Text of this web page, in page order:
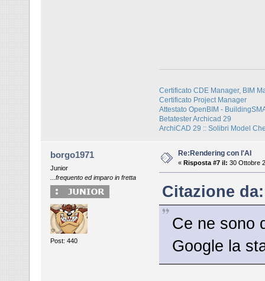
Certificato CDE Manager, BIM
Certificato Project Manager
Attestato OpenBIM -
Betatester Archicad 29
ArchiCAD 29 :: Solibri Model
borgo1971
Junior
...frequento ed imparo in fretta
Post: 440
Re:Rendering con l'AI
« Risposta #7 il: 30 Ottobre
Citazione
Ce ne sono
Google la